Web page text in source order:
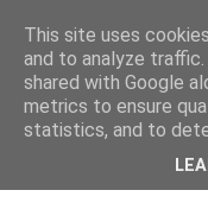
This site uses
and to analyze traffic.
shared with Google
metrics to ensure
statistics, and to